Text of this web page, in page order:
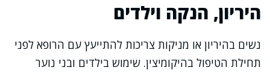
היריון, הנקה וילדים
נשים בהיריון או מניקות צריכות להתייעץ עם הרופא לפני
תחילת הטיפול בהיקומיצין. שימוש בילדים ובני נוער